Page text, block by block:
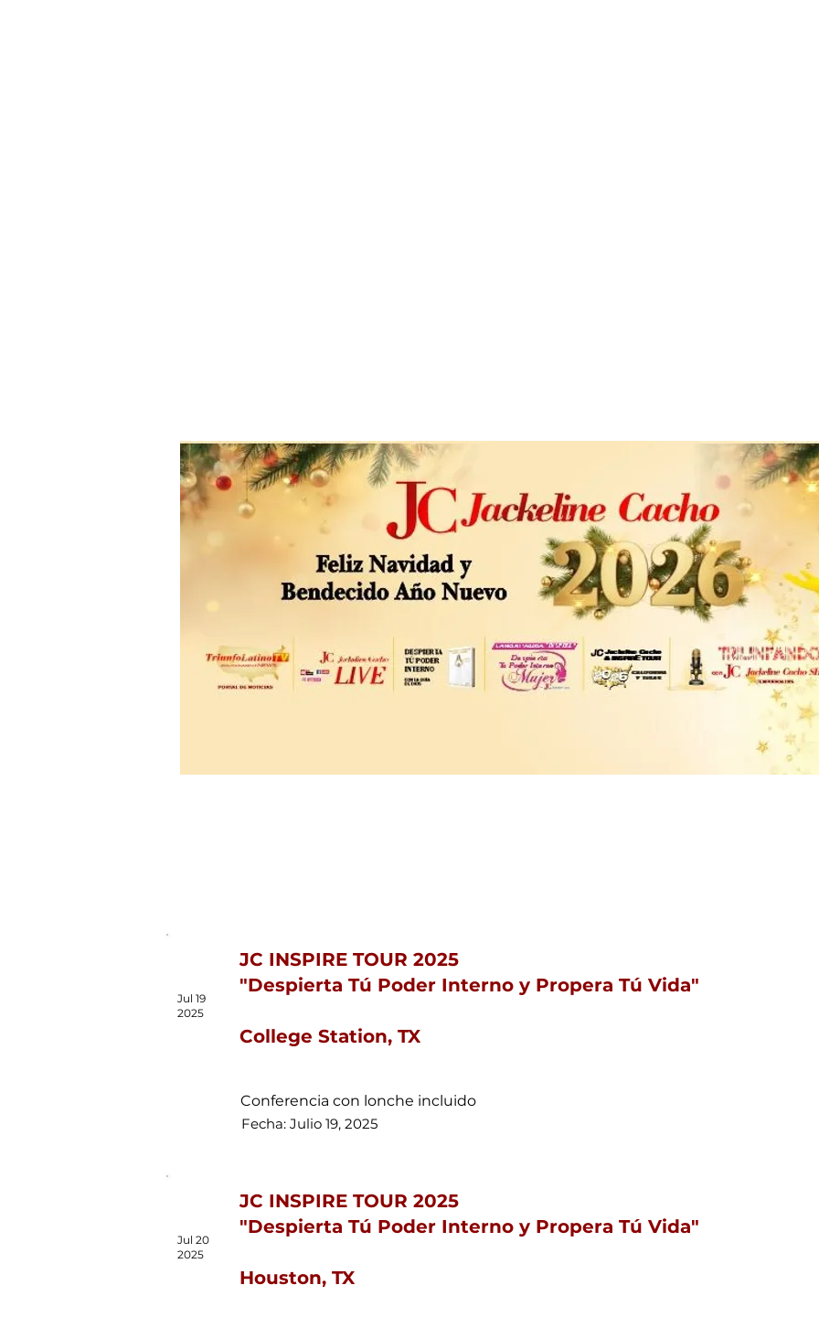
Jul 19
2025
JC INSPIRE TOUR 2025
"Despierta Tú Poder Interno y Propera Tú Vida"
College Station, TX
Conferencia con lonche incluido
Fecha: Julio 19, 2025
Jul 20
2025
JC INSPIRE TOUR 2025
"Despierta Tú Poder Interno y Propera Tú Vida"
Houston, TX